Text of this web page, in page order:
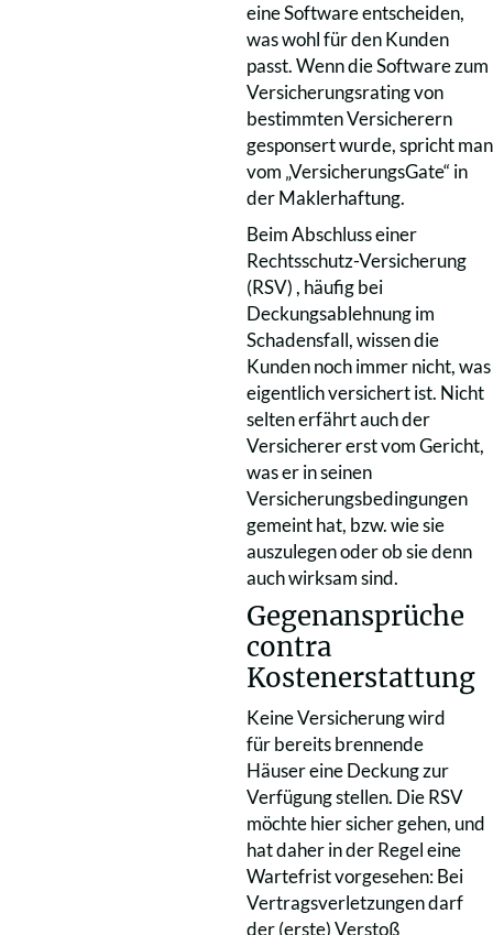
eine Software entscheiden,
was wohl für den Kunden
passt. Wenn die Software zum
Versicherungsrating von
bestimmten Versicherern
gesponsert wurde, spricht man
vom „VersicherungsGate“ in
der Maklerhaftung.
Beim Abschluss einer
Rechtsschutz-Versicherung
(RSV) , häufig bei
Deckungsablehnung im
Schadensfall, wissen die
Kunden noch immer nicht, was
eigentlich versichert ist. Nicht
selten erfährt auch der
Versicherer erst vom Gericht,
was er in seinen
Versicherungsbedingungen
gemeint hat, bzw. wie sie
auszulegen oder ob sie denn
auch wirksam sind.
Gegenansprüche
contra
Kostenerstattung
Keine Versicherung wird
für bereits brennende
Häuser eine Deckung zur
Verfügung stellen. Die RSV
möchte hier sicher gehen, und
hat daher in der Regel eine
Wartefrist vorgesehen: Bei
Vertragsverletzungen darf
der (erste) Verstoß